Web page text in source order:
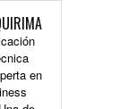
en